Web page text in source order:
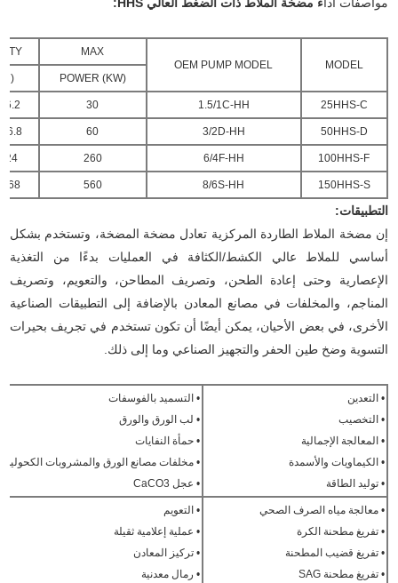
MODEL
OEM PUMP MODEL
MAX
POWER (KW)
(m 3 /h)
25HHS-C
1.5/1C-HH
30
50HHS-D
3/2D-HH
60
100HHS-F
6/4F-HH
260
150HHS-S
8/6S-HH
560
468~1008
التطبيقات:
إن مضخة الملاط الطاردة المركزية تعادل مضخة المضخة، وتستخدم بشكل
أساسي للملاط عالي الكشط/الكثافة في العمليات بدءًا من التغذية
الإعصارية وحتى إعادة الطحن، وتصريف المطاحن، والتعويم، وتصريف
المناجم، والمخلفات في مصانع المعادن بالإضافة إلى التطبيقات الصناعية
الأخرى، في بعض الأحيان، يمكن أيضًا أن تكون تستخدم في تجريف بحيرات
التسوية وضخ طين الحفر والتجهيز الصناعي وما إلى ذلك.
• التعدين
• التخصيب
• المعالجة الإجمالية
• الكيماويات والأسمدة
• توليد الطاقة
• التسميد بالفوسفات
• لب الورق والورق
• حمأة النفايات
• مخلفات مصانع الورق والمشروبات الكحولية
• عجل CaCO3
• معالجة مياه الصرف الصحي
• تفريغ مطحنة الكرة
• تفريغ قضيب المطحنة
• تفريغ مطحنة SAG
• التعويم
• عملية إعلامية ثقيلة
• تركيز المعادن
• رمال معدنية